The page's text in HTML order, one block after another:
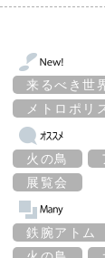
来るべき世
メトロポリ
火の鳥
展覧会
鉄腕アトム